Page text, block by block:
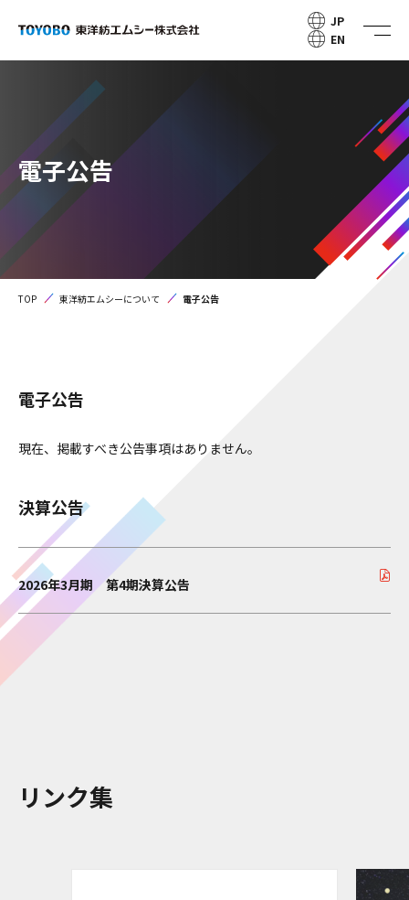
JP
EN
電子公告
TOP 東洋紡エムシーについて 電子公告
電子公告
現在、掲載すべき公告事項はありません。
決算公告
2026年3月期 第4期決算公告
リンク集